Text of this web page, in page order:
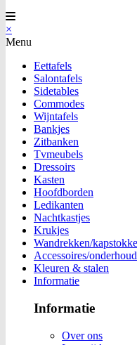
×
Menu
Eettafels
Salontafels
Sidetables
Commodes
Wijntafels
Bankjes
Zitbanken
Tvmeubels
Dressoirs
Kasten
Hoofdborden
Ledikanten
Nachtkastjes
Krukjes
Wandrekken/
Accessoires/onderhoud
Kleuren & stalen
Informatie
Informatie
Over ons